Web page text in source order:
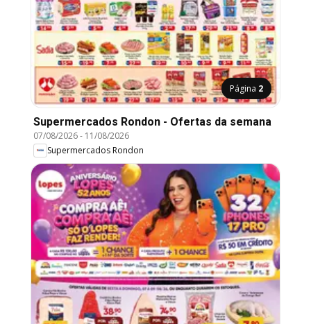
Página 2
Supermercados Rondon - Ofertas da semana
07/08/2026- 11/08/2026
Supermercados Rondon